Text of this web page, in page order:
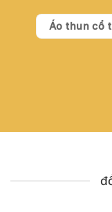
Áo thun cổ